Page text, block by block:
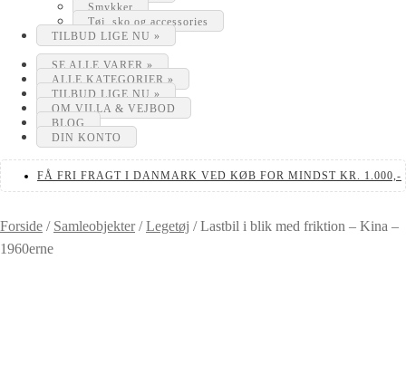
Smykker
Tøj, sko og accessories
TILBUD LIGE NU »
SE ALLE VARER »
ALLE KATEGORIER »
TILBUD LIGE NU »
OM VILLA & VEJBOD
BLOG
DIN KONTO
FÅ FRI FRAGT I DANMARK VED KØB FOR MINDST KR. 1.000,-
Forside / Samleobjekter/Legetøj /Lastbil i blik med friktion – Kina –
1960erne